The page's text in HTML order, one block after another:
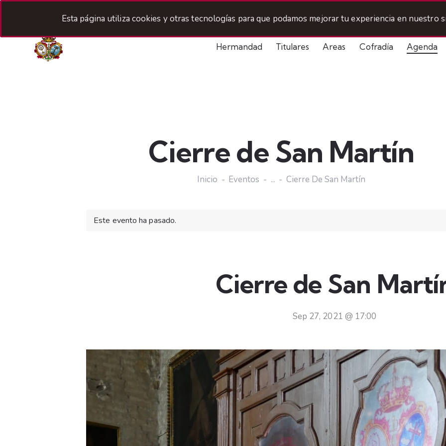
Hermandad Titulares Areas Cofradía Agenda
Cierre de San Martín
Inicio Eventos ... Cierre De San Martín
Este evento ha pasado.
Cierre de San
Sep 27, 2021 @ 17:00
Esta página utiliza cookies y otras tecnologías para que podamos mejorar tu experiencia en nuestro